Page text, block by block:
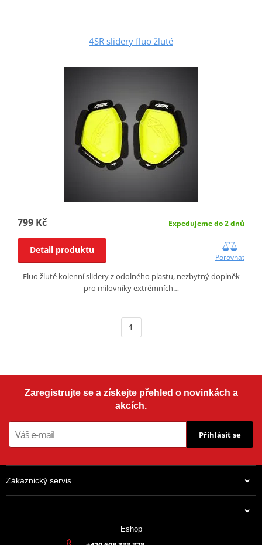
4SR slidery fluo žluté
799 Kč Expedujeme do 2 dnů
Detail produktu
Porovnat
Fluo žluté kolenní slidery z odolného plastu, nezbytný doplněk
pro milovníky extrémních…
1
Zaregistrujte se a získejte přehled o novinkách a
akcích.
Přihlásit se
Zákaznický servis
Eshop